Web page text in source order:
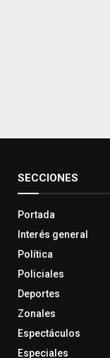
SECCIONES
Portada
Interés general
Política
Policiales
Deportes
Zonales
Espectáculos
Especiales